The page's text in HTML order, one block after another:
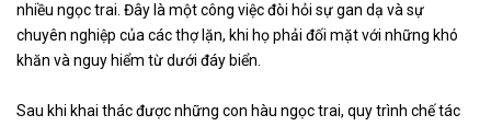
nhiều ngọc trai. Đây là một công việc đòi hỏi sự gan dạ và sự
chuyên nghiệp của các thợ lặn, khi họ phải đối mặt với những khó
khăn và nguy hiểm từ dưới đáy biển.
Sau khi khai thác được những con hàu ngọc trai, quy trình chế tác